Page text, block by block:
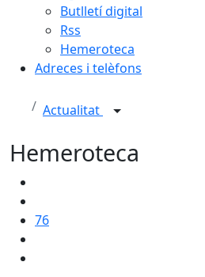
Butlletí digital
Rss
Hemeroteca
Adreces i telèfons
Actualitat
Hemeroteca
76